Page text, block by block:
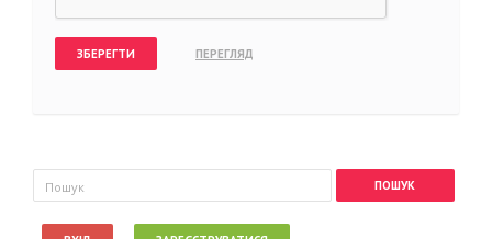
Пошукова форма
Пошук